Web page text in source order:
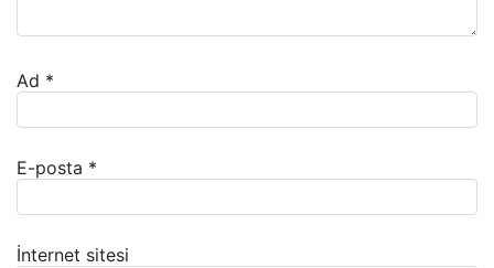
Ad *
E-posta *
İnternet sitesi